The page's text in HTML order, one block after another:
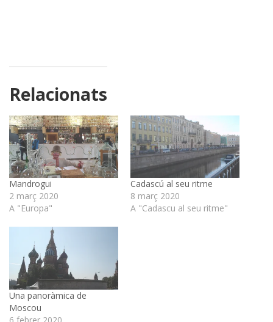
Relacionats
Mandrogui
2 març 2020
A "Europa"
Cadascú al seu ritme
8 març 2020
A "Cadascu al seu ritme"
Una panoràmica de
Moscou
6 febrer 2020